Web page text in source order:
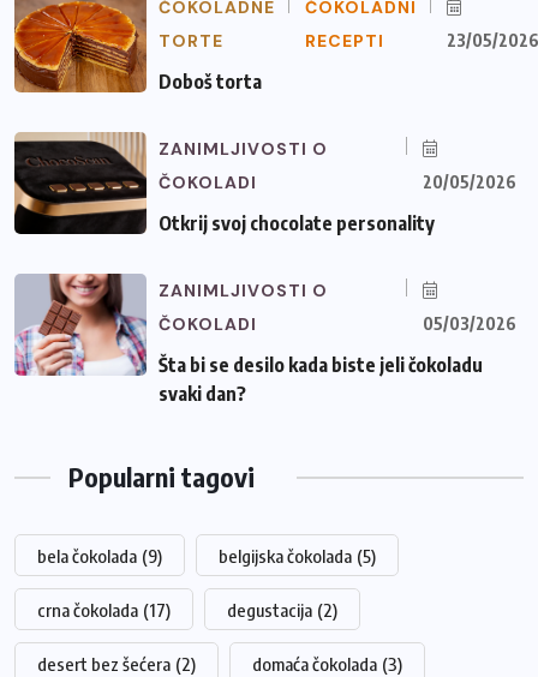
ČOKOLADNE
TORTE
ČOKOLADNI
RECEPTI
23/05/2026
Doboš torta
ZANIMLJIVOSTI O
ČOKOLADI
20/05/2026
Otkrij svoj chocolate personality
ZANIMLJIVOSTI O
ČOKOLADI
05/03/2026
Šta bi se desilo kada biste jeli čokoladu
svaki dan?
Popularni tagovi
bela čokolada (9) belgijska čokolada (5)
crna čokolada (17) degustacija (2)
desert bez šećera (2) domaća čokolada (3)